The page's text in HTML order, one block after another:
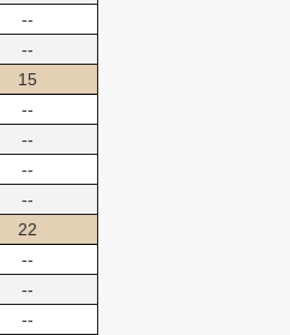
--
--
15
--
--
--
--
22
--
--
--